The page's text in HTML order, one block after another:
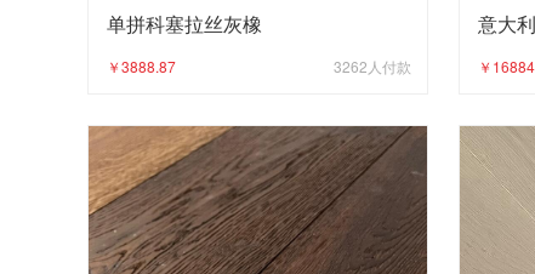
单拼科塞拉丝灰橡
￥3888.87 3262 人付款
意大
￥